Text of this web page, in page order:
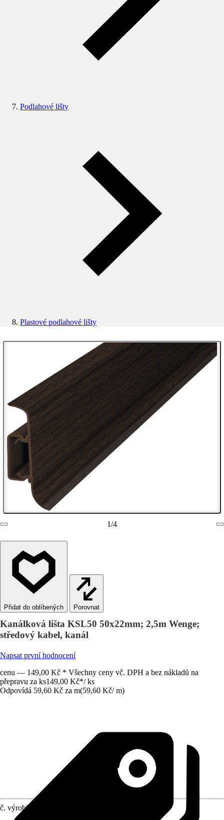
Podlahové lišty
Plastové podlahové lišty
1/4
Porovnat
Kanálková lišta KSL50 50x22mm; 2,5m Wenge;
středový kabel, kanál
Napsat první hodnocení
cenu — 149,00 Kč * Všechny ceny vč. DPH a bez nákladů na
přepravu za ks149,00 Kč*/ ks
Odpovídá 59,60 Kč za m(59,60 Kč/ m)
č. výrobku